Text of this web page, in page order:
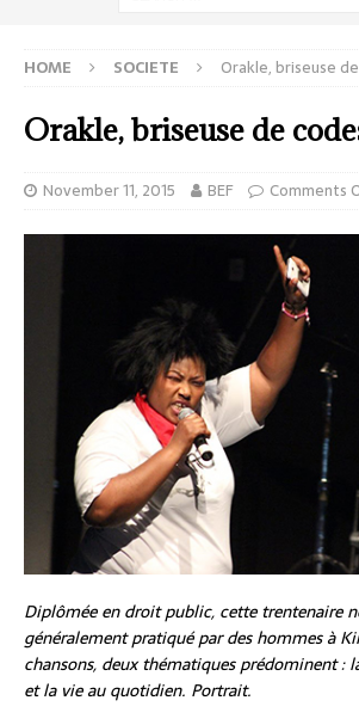
HOME SOCIETE Orakle, briseuse
Orakle, briseuse de
November 11, 2015 BEF Comments
Diplômée en droit public, cette trentenaire
généralement pratiqué par des hommes à
chansons, deux thématiques prédominent :
et la vie au quotidien. Portrait.